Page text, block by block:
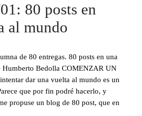
80 posts en
al mundo
de 80 entregas. 80 posts en una
Humberto Bedolla COMENZAR UN
dar una vuelta al mundo es un
que por fin podré hacerlo, y
propuse un blog de 80 post, que en